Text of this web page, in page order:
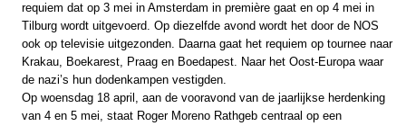
requiem dat op 3 mei in Amsterdam in première gaat en op 4 mei in
Tilburg wordt uitgevoerd. Op diezelfde avond wordt het door de NOS
ook op televisie uitgezonden. Daarna gaat het requiem op tournee naar
Krakau, Boekarest, Praag en Boedapest. Naar het Oost-Europa waar
de nazi’s hun dodenkampen vestigden.
Op woensdag 18 april, aan de vooravond van de jaarlijkse herdenking
van 4 en 5 mei, staat Roger Moreno Rathgeb centraal op een